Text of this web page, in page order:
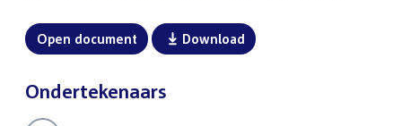
Open document Download
Ondertekenaars